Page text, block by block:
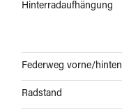
Hinterradaufhängung
Federweg vorne/hinten
Radstand